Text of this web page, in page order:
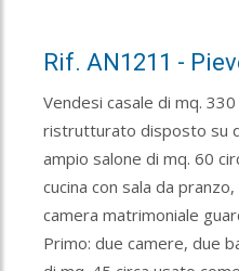
Rif. AN1211 -
Vendesi casale di mq.
ristrutturato disposto su
ampio salone di mq. 60
cucina con sala da
camera matrimoniale
Primo: due camere, due